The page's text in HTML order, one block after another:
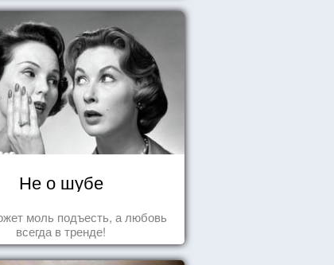
Не о шубе
моль подъесть, а любовь
всегда в тренде!